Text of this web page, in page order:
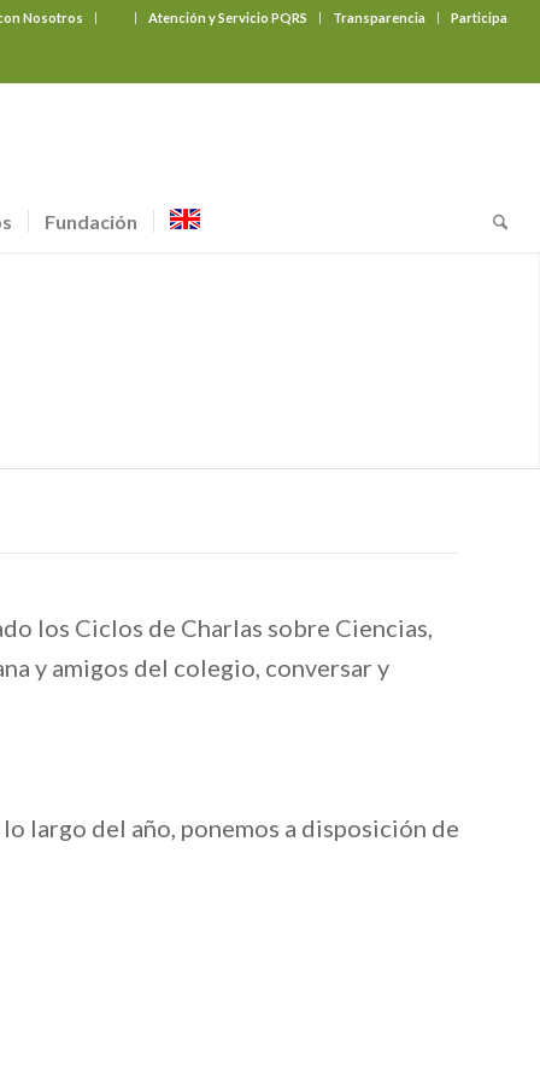
Nosotros Atención y Servicio PQRS Transparencia Participa
Fundación
los Ciclos de Charlas sobre Ciencias,
y amigos del colegio, conversar y
largo del año, ponemos a disposición de